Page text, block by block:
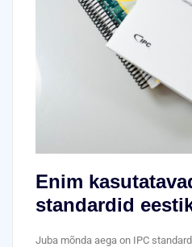
Enim
standardid
Juba mõnda aega on IPC